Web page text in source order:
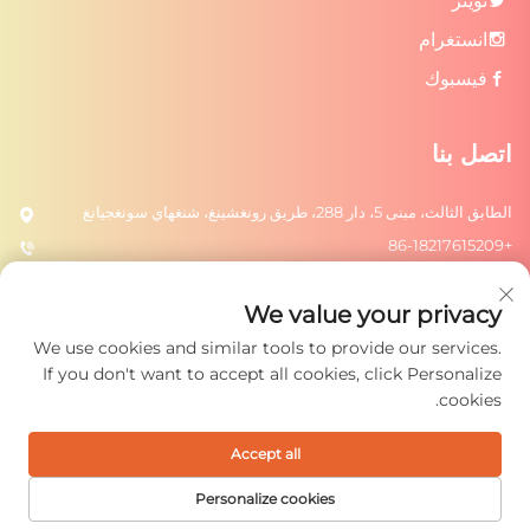
انستغرام
فيسبوك
اتصل بنا
الطابق الثالث، مبنى 5، دار 288، طريق رونغشينغ، شنغهاي سونغجيانغ
+86-18217615209
أرسل
حقوق الت COPYRIGHT © 2026 شركة شنغهاي رونغتو للألعاب، المحدودة.
جميع الحقوق محفوظة.سياسة الخصوصية
We value your privacy
We use cookies and similar tools to provide our services.
If you don't want to accept all cookies, click Personalize
cookies.
Personalize cookies
Accept all